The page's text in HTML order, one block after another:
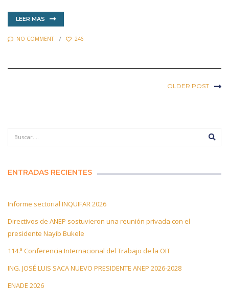
LEER MAS
NO COMMENT 246
OLDER POST
ENTRADAS RECIENTES
Informe sectorial INQUIFAR 2026
Directivos de ANEP sostuvieron una reunión privada con el
presidente Nayib Bukele
114.ª Conferencia Internacional del Trabajo de la OIT
ING. JOSÉ LUIS SACA NUEVO PRESIDENTE ANEP 2026-2028
ENADE 2026